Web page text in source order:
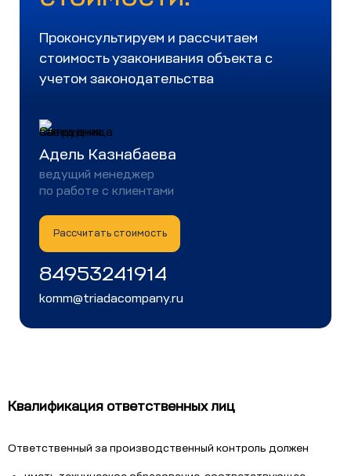
Проконсультируем и рассчитаем
стоимость узаконивания объекта с
учетом законодательства
Адель Казнабаева
ведущий менеджер
по работе с клиентами
Рассчитать стоимость
84953241914
komm@triadacompany.ru
Квалификация ответственных лиц
Ответственный за производственный контроль должен